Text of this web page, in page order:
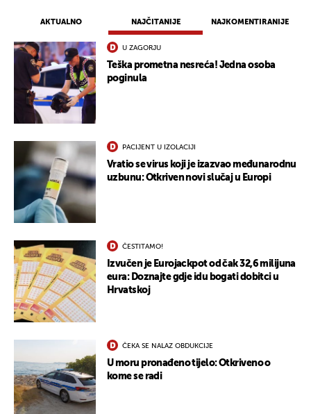
AKTUALNO NAJČITANIJE NAJKOMENTIRANIJE
U ZAGORJU
Teška prometna nesreća! Jedna osoba
poginula
PACIJENT U IZOLACIJI
Vratio se virus koji je izazvao međunarodnu
uzbunu: Otkriven novi slučaj u Europi
ČESTITAMO!
Izvučen je Eurojackpot od čak 32,6 milijuna
eura: Doznajte gdje idu bogati dobitci u
Hrvatskoj
ČEKA SE NALAZ OBDUKCIJE
U moru pronađeno tijelo: Otkriveno o
kome se radi
UKLJUČITE NOTIFIKACIJE